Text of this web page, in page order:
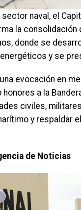
naval, el
la
donde se
y se
evocación en
a la
civiles,
y respaldar
de Noticias